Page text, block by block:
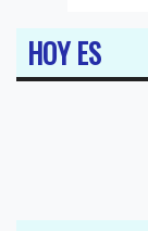
HOY ES